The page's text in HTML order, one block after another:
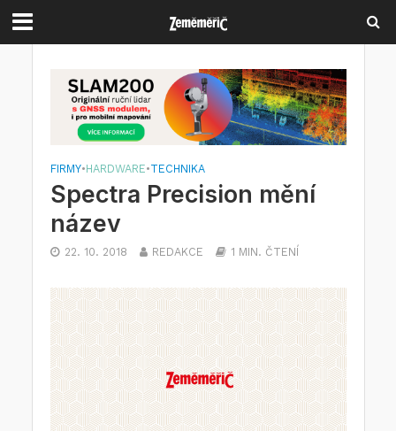
FIRMY•HARDWARE•TECHNIKA
Spectra Precision mění
název
22. 10. 2018 REDAKCE 1 MIN. ČTENÍ